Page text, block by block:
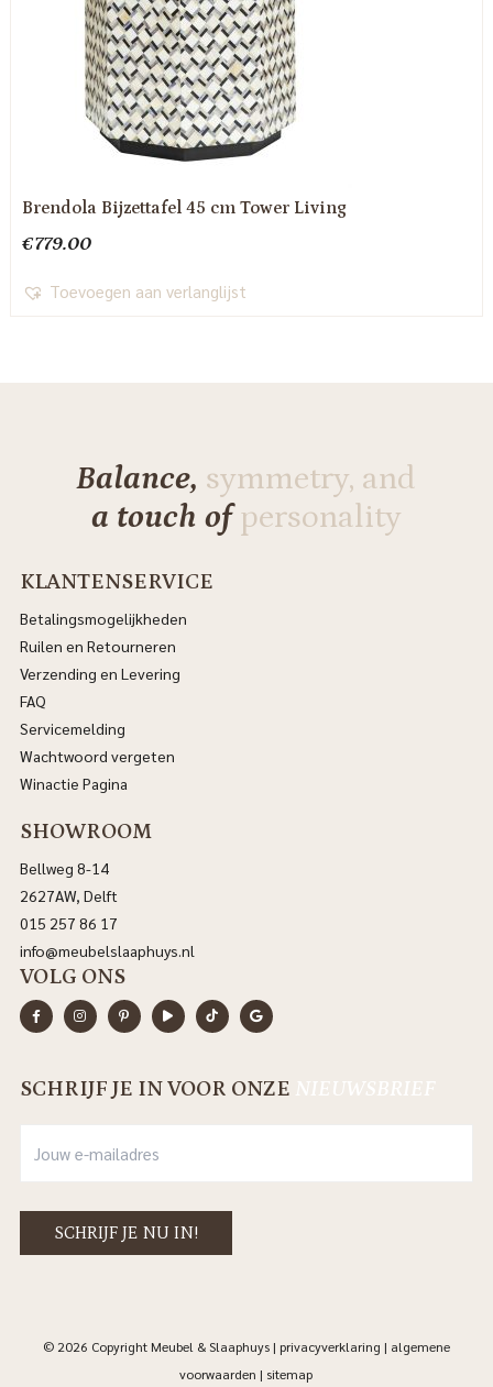
Brendola Bijzettafel 45 cm Tower Living
€779.00
Toevoegen aan verlanglijst
Balance, symmetry, and
a touch ofpersonality
KLANTENSERVICE
Betalingsmogelijkheden
Ruilen en Retourneren
Verzending en Levering
FAQ
Servicemelding
Wachtwoord vergeten
Winactie Pagina
SHOWROOM
Bellweg 8-14
2627AW, Delft
015 257 86 17
info@meubelslaaphuys.nl
VOLG ONS
SCHRIJF JE IN VOOR ONZE NIEUWSBRIEF
© 2026 Copyright Meubel & Slaaphuys | privacyverklaring | algemene
voorwaarden | sitemap